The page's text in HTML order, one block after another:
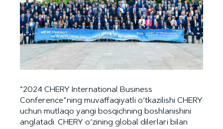
“2024 CHERY International Business
Conference”ning muvaffaqiyatli o‘tkazilishi CHERY
uchun mutlaqo yangi bosqichning boshlanishini
anglatadi. CHERY o‘zining global dilerlari bilan